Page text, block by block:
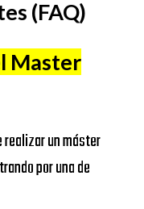
www.ucm.es/
www.ub.edu/
www.eada.edu/es/
(FAQ)
Master
un máster
por una de